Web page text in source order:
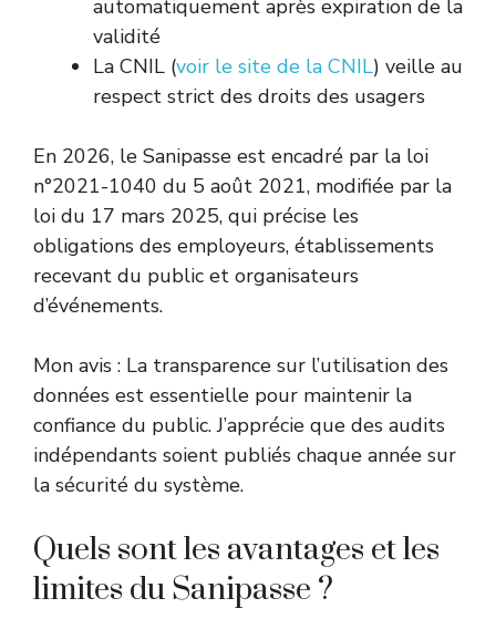
automatiquement après expiration de la
validité
La CNIL (voir le site de la CNIL) veille au
respect strict des droits des usagers
En 2026, le Sanipasse est encadré par la loi
n°2021-1040 du 5 août 2021, modifiée par la
loi du 17 mars 2025, qui précise les
obligations des employeurs, établissements
recevant du public et organisateurs
d’événements.
Mon avis : La transparence sur l’utilisation des
données est essentielle pour maintenir la
confiance du public. J’apprécie que des audits
indépendants soient publiés chaque année sur
la sécurité du système.
Quels sont les avantages et les
limites du Sanipasse ?